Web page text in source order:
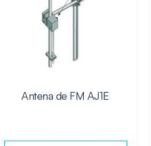
Antena de FM AJ1E